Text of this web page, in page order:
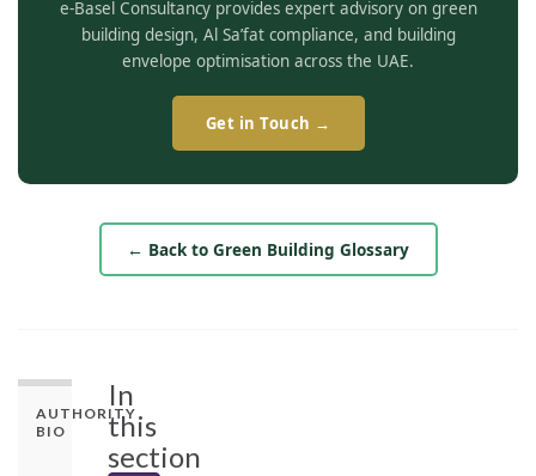
e-Basel Consultancy provides expert advisory on green
building design, Al Sa’fat compliance, and building
envelope optimisation across the UAE.
Get in Touch →
← Back to Green Building Glossary
AUTHORITY
BIO
In
this
section